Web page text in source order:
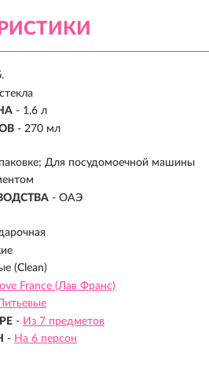
- 1,6 л
- 270 мл
Для посудомоечной машины
- ОАЭ
(Clean)
France (Лав Франс)
Питьевые
- Из 7 предметов
- На 6 персон